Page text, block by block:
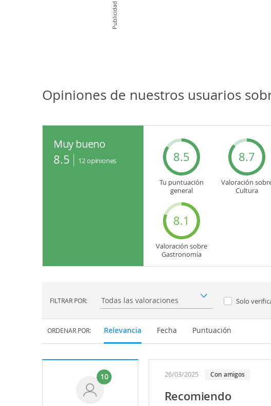
Publicidad
Opiniones de nuestros usuarios
Muy bueno
8.5 12opiniones 8.5
Tu puntuación
general
8.7
Valoración
Cultura
8.1
Valoración sobre
Gastronomía
FILTRAR POR: Filtrar por: Solo
ORDENAR POR: Relevancia Fecha Puntuación
10 26/03/2025 con amigos
Recomiendo